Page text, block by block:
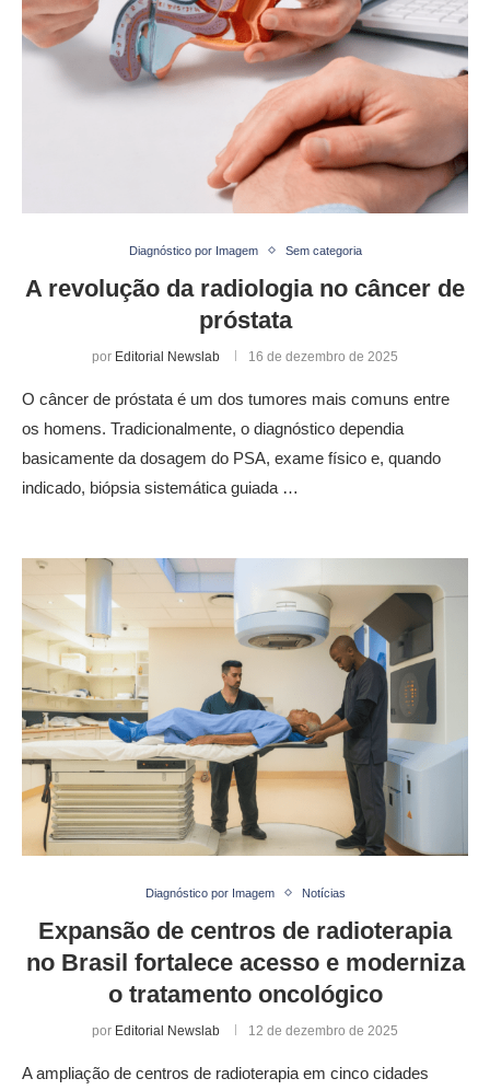
Diagnóstico por Imagem Sem categoria
A revolução da radiologia no câncer de
próstata
por Editorial Newslab 16 de dezembro de 2025
O câncer de próstata é um dos tumores mais comuns entre
os homens. Tradicionalmente, o diagnóstico dependia
basicamente da dosagem do PSA, exame físico e, quando
indicado, biópsia sistemática guiada …
Diagnóstico por Imagem Notícias
Expansão de centros de radioterapia
no Brasil fortalece acesso e moderniza
o tratamento oncológico
por Editorial Newslab 12 de dezembro de 2025
A ampliação de centros de radioterapia em cinco cidades